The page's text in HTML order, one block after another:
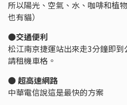
所以陽光、空氣、水、咖啡和植
也有貓）
●交通便利
松江南京捷運站出來走3分鐘即
請租機車格。
●超高速網路
中華電信說這是最快的方案